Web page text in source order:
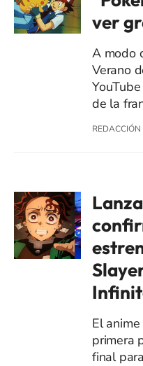
ver
A modo
Verano
de la
El
primera
final